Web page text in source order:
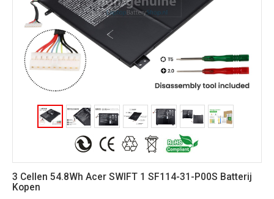
3 Cellen 54.8Wh Acer SWIFT 1 SF114-31-P00S Batterij
Kopen